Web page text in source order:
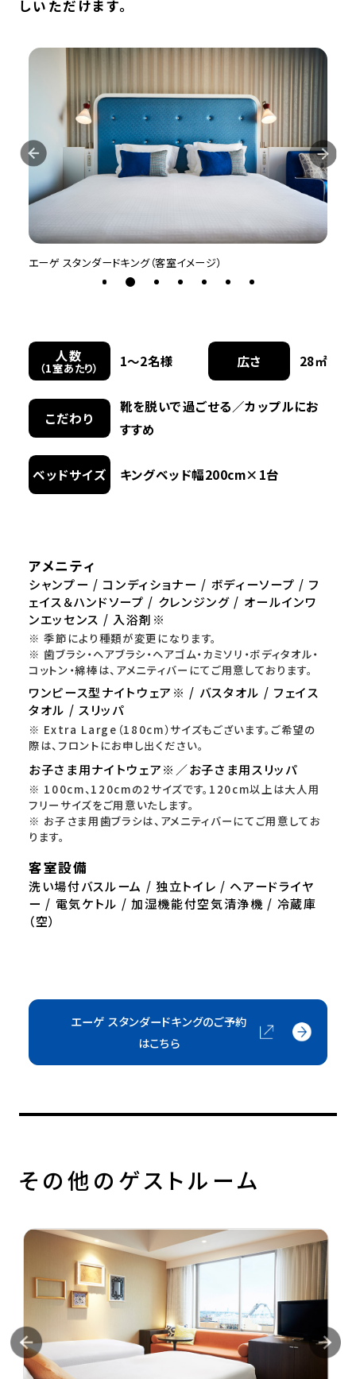
しいただけます。
客室イメージ） エーゲ スタンダードキング（客室イメ
人数
（1室あたり） 1〜2名様 広さ 28㎡
こだわり
靴を脱いで過ごせる／カップルにお
すすめ
ベッドサイズ キングベッド幅200cm×1台
アメニティ
シャンプー / コンディショナー / ボディーソープ / フ
ェイス＆ハンドソープ / クレンジング / オールインワ
ンエッセンス / 入浴剤※
※ 季節により種類が変更になります。
※ 歯ブラシ・ヘアブラシ・ヘアゴム・カミソリ・ボディタオル・
コットン・綿棒は、アメニティバーにてご用意しております。
ワンピース型ナイトウェア※ / バスタオル / フェイス
タオル / スリッパ
※ Extra Large（180cm）サイズもございます。ご希望の
際は、フロントにお申し出ください。
お子さま用ナイトウェア※／お子さま用スリッパ
※ 100cm、120cmの2サイズです。120cm以上は大人用
フリーサイズをご用意いたします。
※ お子さま用歯ブラシは、アメニティバーにてご用意してお
ります。
客室設備
洗い場付バスルーム / 独立トイレ / ヘアードライヤ
ー / 電気ケトル / 加湿機能付空気清浄機 / 冷蔵庫
（空）
エーゲ スタンダードキングのご予約
はこちら
その他のゲストルーム